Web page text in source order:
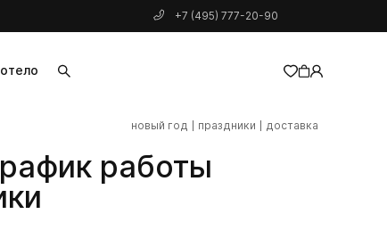
+7 (495) 777-20-90
тело
добавлен в корзину
работы
новый год праздники доставка